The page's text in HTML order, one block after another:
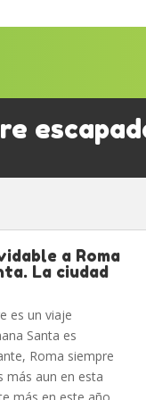
a Roma
La ciudad
es un viaje
Santa es
Roma siempre
más aun en esta